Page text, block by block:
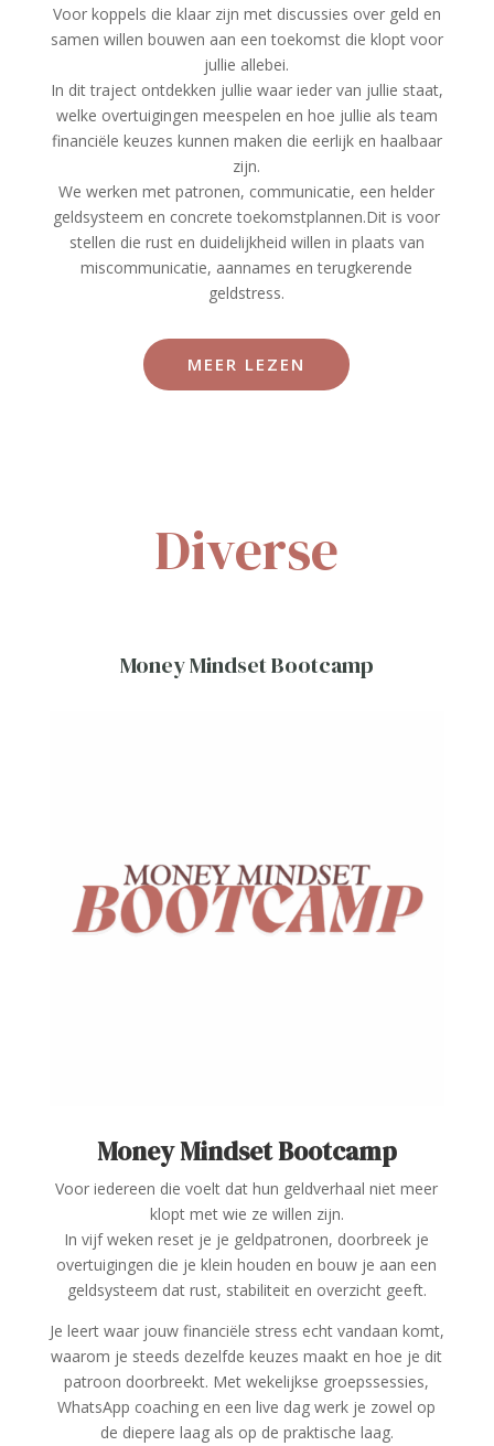
Voor koppels die klaar zijn met discussies over geld en
samen willen bouwen aan een toekomst die klopt voor
jullie allebei.
In dit traject ontdekken jullie waar ieder van jullie staat,
welke overtuigingen meespelen en hoe jullie als team
financiële keuzes kunnen maken die eerlijk en haalbaar
zijn.
We werken met patronen, communicatie, een helder
geldsysteem en concrete toekomstplannen.Dit is voor
stellen die rust en duidelijkheid willen in plaats van
miscommunicatie, aannames en terugkerende
geldstress.
MEER LEZEN
Diverse
Money Mindset Bootcamp
Money Mindset Bootcamp
Voor iedereen die voelt dat hun geldverhaal niet meer
klopt met wie ze willen zijn.
In vijf weken reset je je geldpatronen, doorbreek je
overtuigingen die je klein houden en bouw je aan een
geldsysteem dat rust, stabiliteit en overzicht geeft.
Je leert waar jouw financiële stress echt vandaan komt,
waarom je steeds dezelfde keuzes maakt en hoe je dit
patroon doorbreekt. Met wekelijkse groepssessies,
WhatsApp coaching en een live dag werk je zowel op
de diepere laag als op de praktische laag.